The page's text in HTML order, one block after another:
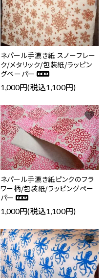
ネパール手漉き紙 スノーフレー
ク/メタリック/包装紙/ラッピン
グペーパー
1,000円(税込1,100円)
ネパール手漉き紙ピンクのフラ
ワー柄/包装紙/ラッピングペー
パー
1,000円(税込1,100円)
favorite
favorite